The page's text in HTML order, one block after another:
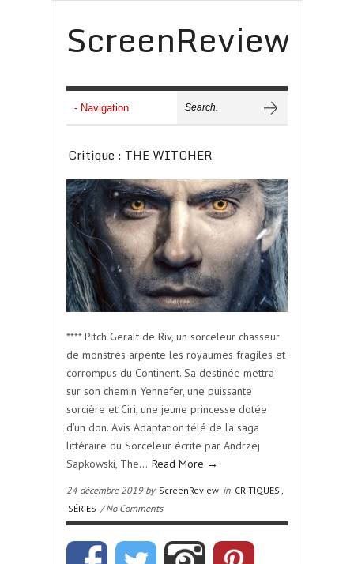
ScreenReview
Critique : THE WITCHER
**** Pitch Geralt de Riv, un sorceleur chasseur
de monstres arpente les royaumes fragiles et
corrompus du Continent. Sa destinée mettra
sur son chemin Yennefer, une puissante
sorcière et Ciri, une jeune princesse dotée
d’un don. Avis Adaptation télé de la saga
littéraire du Sorceleur écrite par Andrzej
Sapkowski, The… Read More →
24 décembre 2019 by ScreenReview in CRITIQUES ,
SÉRIES / No Comments